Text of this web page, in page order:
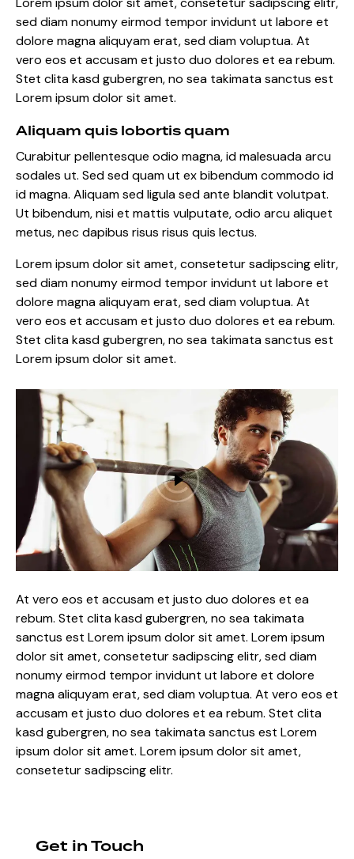
sed diam nonumy eirmod tempor invidunt ut labore et
dolore magna aliquyam erat, sed diam voluptua. At
vero eos et accusam et justo duo dolores et ea rebum.
Stet clita kasd gubergren, no sea takimata sanctus est
Lorem ipsum dolor sit amet.
Aliquam quis lobortis quam
Curabitur pellentesque odio magna, id malesuada arcu
sodales ut. Sed sed quam ut ex bibendum commodo id
id magna. Aliquam sed ligula sed ante blandit volutpat.
Ut bibendum, nisi et mattis vulputate, odio arcu aliquet
metus, nec dapibus risus risus quis lectus.
Lorem ipsum dolor sit amet, consetetur sadipscing elitr,
sed diam nonumy eirmod tempor invidunt ut labore et
dolore magna aliquyam erat, sed diam voluptua. At
vero eos et accusam et justo duo dolores et ea rebum.
Stet clita kasd gubergren, no sea takimata sanctus est
Lorem ipsum dolor sit amet.
At vero eos et accusam et justo duo dolores et ea
rebum. Stet clita kasd gubergren, no sea takimata
sanctus est Lorem ipsum dolor sit amet. Lorem ipsum
dolor sit amet, consetetur sadipscing elitr, sed diam
nonumy eirmod tempor invidunt ut labore et dolore
magna aliquyam erat, sed diam voluptua. At vero eos et
accusam et justo duo dolores et ea rebum. Stet clita
kasd gubergren, no sea takimata sanctus est Lorem
ipsum dolor sit amet. Lorem ipsum dolor sit amet,
consetetur sadipscing elitr.
Get in Touch